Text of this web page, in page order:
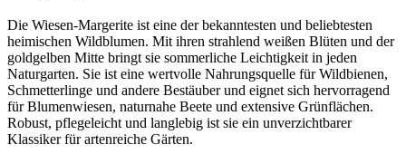
Die Wiesen-Margerite ist eine der bekanntesten und beliebtesten
heimischen Wildblumen. Mit ihren strahlend weißen Blüten und der
goldgelben Mitte bringt sie sommerliche Leichtigkeit in jeden
Naturgarten. Sie ist eine wertvolle Nahrungsquelle für Wildbienen,
Schmetterlinge und andere Bestäuber und eignet sich hervorragend
für Blumenwiesen, naturnahe Beete und extensive Grünflächen.
Robust, pflegeleicht und langlebig ist sie ein unverzichtbarer
Klassiker für artenreiche Gärten.